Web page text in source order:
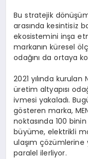
Bu stratejik
arasında kesintisiz
ekosistemini inşa
markanın küresel
odağını da ortaya
2021 yılında
üretim altyapısı
ivmesi yakaladı.
gösteren marka,
noktasında 100
büyüme, elektrikli
ulaşım
paralel ilerliyor.